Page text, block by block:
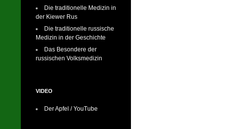
Die traditionelle Medizin in
der Kiewer Rus
Die traditionelle russische
Medizin in der Geschichte
Das Besondere der
russischen Volksmedizin
VIDEO
Der Apfel / YouTube